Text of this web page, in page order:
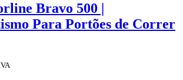
Bravo 500 |
Para Portões de Correr